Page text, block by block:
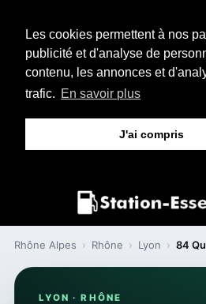
Les cookies permettent à nos
publicité et d'analyse de
contenu, les annonces et
trafic. En savoir plus
J'ai compris
Rhône Alpes › Rhône › Lyon › 84
LYON · RHÔNE